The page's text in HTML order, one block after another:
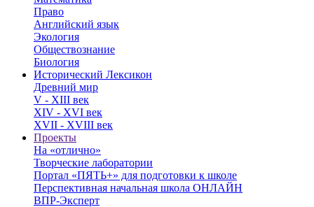
Право
Английский язык
Экология
Обществознание
Биология
Исторический Лексикон
Древний мир
V - XIII век
XIV - XVI век
XVII - XVIII век
Проекты
На «отлично»
Творческие лаборатории
Портал «ПЯТЬ+» для подготовки к школе
Перспективная начальная школа ОНЛАЙН
ВПР-Эксперт